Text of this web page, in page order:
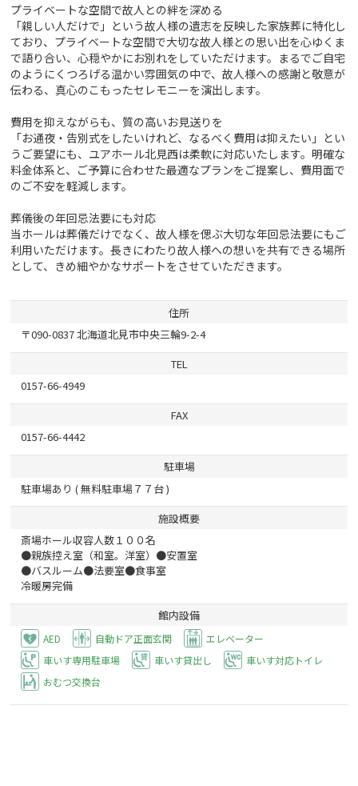
プライベートな空間で故人との絆を深める
「親しい人だけで」という故人様の遺志を反映した家族葬に特化し
ており、プライベートな空間で大切な故人様との思い出を心ゆくま
で語り合い、心穏やかにお別れをしていただけます。まるでご自宅
のようにくつろげる温かい雰囲気の中で、故人様への感謝と敬意が
伝わる、真心のこもったセレモニーを演出します。
費用を抑えながらも、質の高いお見送りを
「お通夜・告別式をしたいけれど、なるべく費用は抑えたい」とい
うご要望にも、ユアホール北見西は柔軟に対応いたします。明確な
料金体系と、ご予算に合わせた最適なプランをご提案し、費用面で
のご不安を軽減します。
葬儀後の年回忌法要にも対応
当ホールは葬儀だけでなく、故人様を偲ぶ大切な年回忌法要にもご
利用いただけます。長きにわたり故人様への想いを共有できる場所
として、きめ細やかなサポートをさせていただきます。
住所
〒090-0837 北海道北見市中央三輪9-2-4
TEL
0157-66-4949
FAX
0157-66-4442
駐車場
駐車場あり ( 無料駐車場７７台 )
施設概要
斎場ホール収容人数１００名
●親族控え室（和室。洋室）●安置室
●バスルーム●法要室●食事室
冷暖房完備
館内設備
AED 自動ドア正面玄関
エレベーター
車いす専用駐車場
車いす貸出し
車いす対応トイレ
おむつ交換台